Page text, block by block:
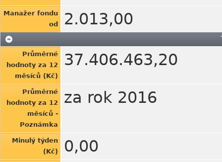
Manažer fondu
od
2.013,00
Průměrné
hodnoty za 12
měsíců (Kč)
37.406.463,20
Průměrné
hodnoty za 12
měsíců -
Poznámka
za rok 2016
Minulý týden
(Kč)
0,00